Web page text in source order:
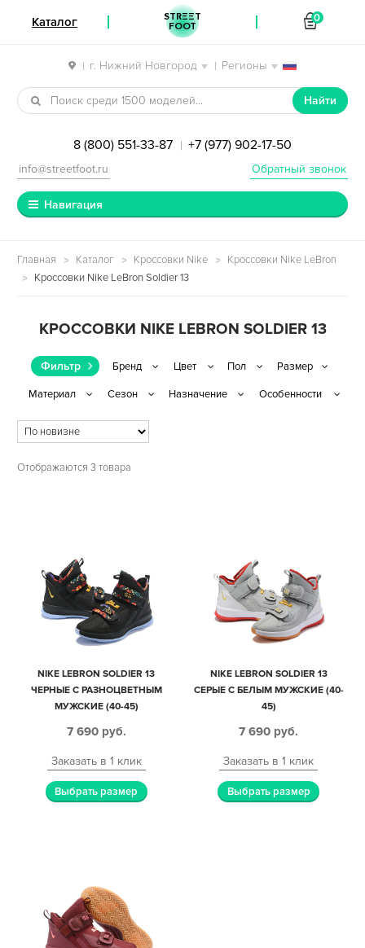
| г. Нижний Новгород | Регионы
Перейти к навигации
Перейти к содержимому
Найти
8 (800) 551-33-87 | +7 (977) 902-17-50
Обратный звонок
info@streetfoot.ru
Навигация
Главная Каталог Кроссовки Nike
Кроссовки Nike LeBron
Кроссовки Nike LeBron Soldier 13
КРОССОВКИ NIKE LEBRON SOLDIER 13
Фильтр
Отображаются 3 товара
NIKE LEBRON SOLDIER 13
ЧЕРНЫЕ С РАЗНОЦВЕТНЫМ
МУЖСКИЕ (40-45)
7 690 руб.
Заказать в 1 клик
Выбрать размер
NIKE LEBRON SOLDIER 13
СЕРЫЕ С БЕЛЫМ МУЖСКИЕ (40-
45)
7 690 руб.
Заказать в 1 клик
Выбрать размер
Каталог STREET
FOOT
0